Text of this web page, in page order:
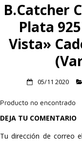
Inicio
Alimentación
Deportes
Hogar
B.Catcher
Plata
Vista»
05/11 2020
Producto no encontrado
DEJA TU COMENTARIO
Tu dirección de correo